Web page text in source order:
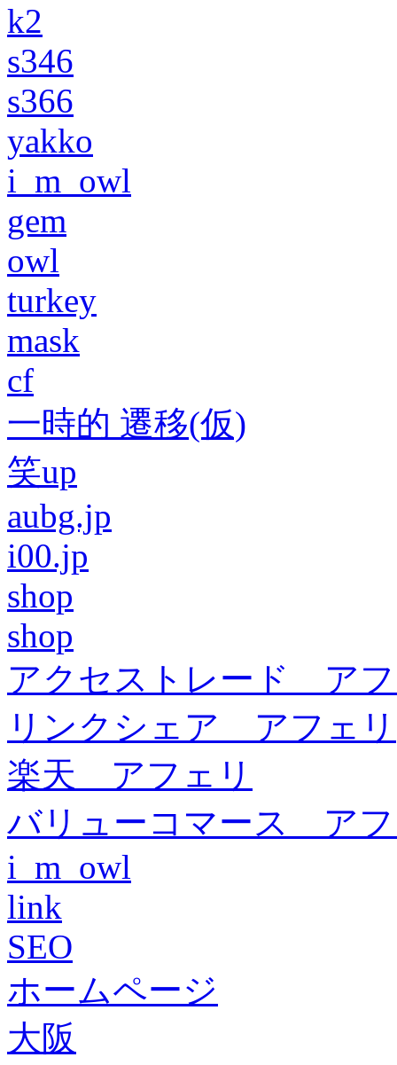
k2
s346
s366
yakko
i_m_owl
gem
owl
turkey
mask
cf
一時的 遷移(仮)
笑up
aubg.jp
i00.jp
shop
shop
アクセストレード ア
リンクシェア アフェリ
楽天 アフェリ
バリューコマース ア
i_m_owl
link
SEO
ホームページ
大阪